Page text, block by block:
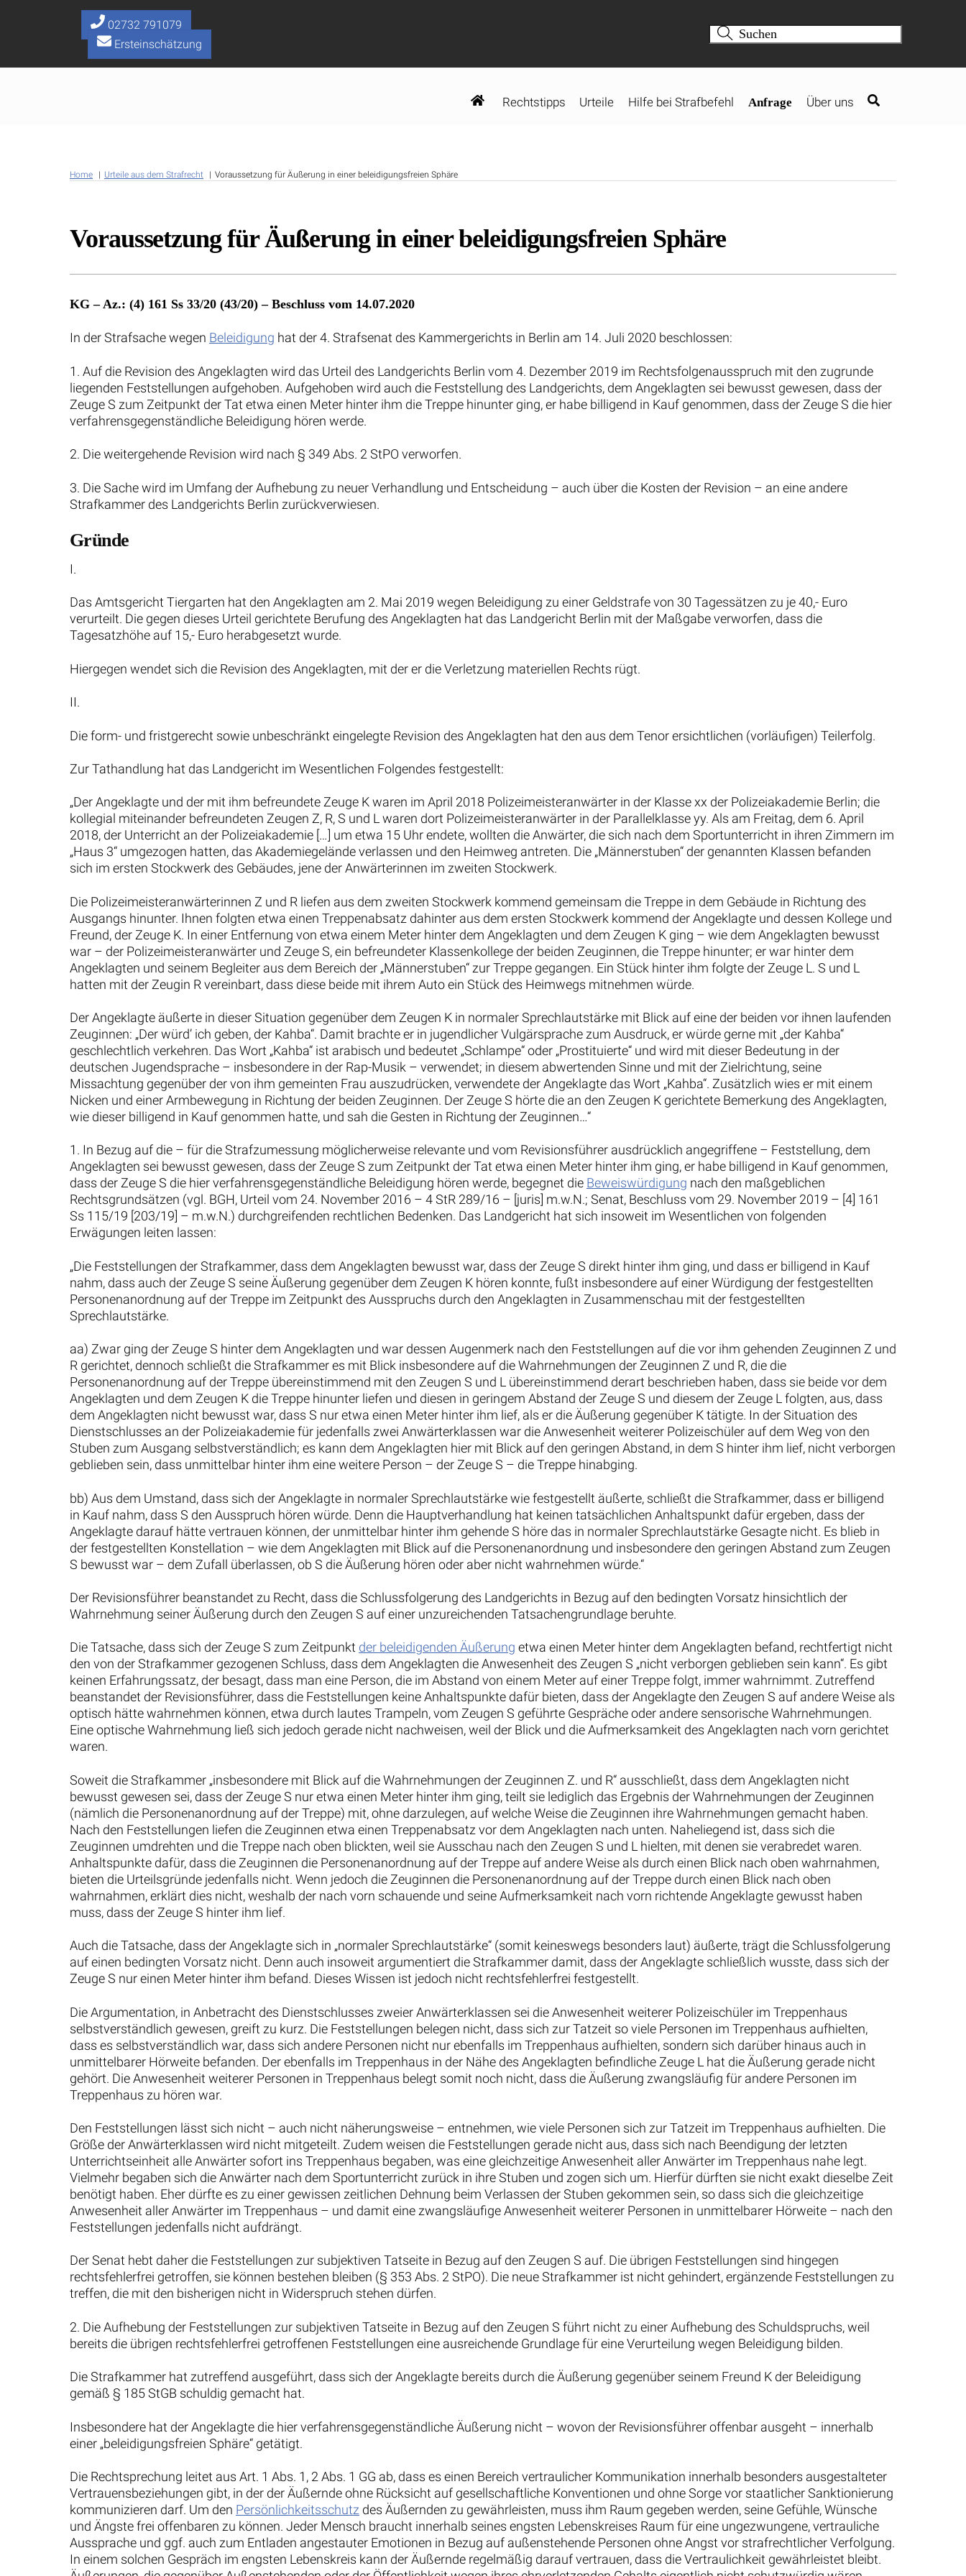
02732 791079
Ersteinschätzung
Rechtstipps Urteile Hilfe bei Strafbefehl Anfrage Über uns
Home Urteile aus dem Strafrecht Voraussetzung für Äußerung in einer beleidigungsfreien Sphäre
Voraussetzung für Äußerung in einer beleidigungsfreien Sphäre
KG – Az.: (4) 161 Ss 33/20 (43/20) – Beschluss vom 14.07.2020
In der Strafsache wegen Beleidigung hat der 4. Strafsenat des Kammergerichts in Berlin am 14. Juli 2020 beschlossen:
1. Auf die Revision des Angeklagten wird das Urteil des Landgerichts Berlin vom 4. Dezember 2019 im Rechtsfolgenausspruch mit den zugrunde
liegenden Feststellungen aufgehoben. Aufgehoben wird auch die Feststellung des Landgerichts, dem Angeklagten sei bewusst gewesen, dass der
Zeuge S zum Zeitpunkt der Tat etwa einen Meter hinter ihm die Treppe hinunter ging, er habe billigend in Kauf genommen, dass der Zeuge S die hier
verfahrensgegenständliche Beleidigung hören werde.
2. Die weitergehende Revision wird nach § 349 Abs. 2 StPO verworfen.
3. Die Sache wird im Umfang der Aufhebung zu neuer Verhandlung und Entscheidung – auch über die Kosten der Revision – an eine andere
Strafkammer des Landgerichts Berlin zurückverwiesen.
Gründe
I.
Das Amtsgericht Tiergarten hat den Angeklagten am 2. Mai 2019 wegen Beleidigung zu einer Geldstrafe von 30 Tagessätzen zu je 40,- Euro
verurteilt. Die gegen dieses Urteil gerichtete Berufung des Angeklagten hat das Landgericht Berlin mit der Maßgabe verworfen, dass die
Tagesatzhöhe auf 15,- Euro herabgesetzt wurde.
Hiergegen wendet sich die Revision des Angeklagten, mit der er die Verletzung materiellen Rechts rügt.
II.
Die form- und fristgerecht sowie unbeschränkt eingelegte Revision des Angeklagten hat den aus dem Tenor ersichtlichen (vorläufigen) Teilerfolg.
Zur Tathandlung hat das Landgericht im Wesentlichen Folgendes festgestellt:
„Der Angeklagte und der mit ihm befreundete Zeuge K waren im April 2018 Polizeimeisteranwärter in der Klasse xx der Polizeiakademie Berlin; die
kollegial miteinander befreundeten Zeugen Z, R, S und L waren dort Polizeimeisteranwärter in der Parallelklasse yy. Als am Freitag, dem 6. April
2018, der Unterricht an der Polizeiakademie […] um etwa 15 Uhr endete, wollten die Anwärter, die sich nach dem Sportunterricht in ihren Zimmern im
„Haus 3“ umgezogen hatten, das Akademiegelände verlassen und den Heimweg antreten. Die „Männerstuben“ der genannten Klassen befanden
sich im ersten Stockwerk des Gebäudes, jene der Anwärterinnen im zweiten Stockwerk.
Die Polizeimeisteranwärterinnen Z und R liefen aus dem zweiten Stockwerk kommend gemeinsam die Treppe in dem Gebäude in Richtung des
Ausgangs hinunter. Ihnen folgten etwa einen Treppenabsatz dahinter aus dem ersten Stockwerk kommend der Angeklagte und dessen Kollege und
Freund, der Zeuge K. In einer Entfernung von etwa einem Meter hinter dem Angeklagten und dem Zeugen K ging – wie dem Angeklagten bewusst
war – der Polizeimeisteranwärter und Zeuge S, ein befreundeter Klassenkollege der beiden Zeuginnen, die Treppe hinunter; er war hinter dem
Angeklagten und seinem Begleiter aus dem Bereich der „Männerstuben“ zur Treppe gegangen. Ein Stück hinter ihm folgte der Zeuge L. S und L
hatten mit der Zeugin R vereinbart, dass diese beide mit ihrem Auto ein Stück des Heimwegs mitnehmen würde.
Der Angeklagte äußerte in dieser Situation gegenüber dem Zeugen K in normaler Sprechlautstärke mit Blick auf eine der beiden vor ihnen laufenden
Zeuginnen: „Der würd’ ich geben, der Kahba“. Damit brachte er in jugendlicher Vulgärsprache zum Ausdruck, er würde gerne mit „der Kahba“
geschlechtlich verkehren. Das Wort „Kahba“ ist arabisch und bedeutet „Schlampe“ oder „Prostituierte“ und wird mit dieser Bedeutung in der
deutschen Jugendsprache – insbesondere in der Rap-Musik – verwendet; in diesem abwertenden Sinne und mit der Zielrichtung, seine
Missachtung gegenüber der von ihm gemeinten Frau auszudrücken, verwendete der Angeklagte das Wort „Kahba“. Zusätzlich wies er mit einem
Nicken und einer Armbewegung in Richtung der beiden Zeuginnen. Der Zeuge S hörte die an den Zeugen K gerichtete Bemerkung des Angeklagten,
wie dieser billigend in Kauf genommen hatte, und sah die Gesten in Richtung der Zeuginnen…“
1. In Bezug auf die – für die Strafzumessung möglicherweise relevante und vom Revisionsführer ausdrücklich angegriffene – Feststellung, dem
Angeklagten sei bewusst gewesen, dass der Zeuge S zum Zeitpunkt der Tat etwa einen Meter hinter ihm ging, er habe billigend in Kauf genommen,
dass der Zeuge S die hier verfahrensgegenständliche Beleidigung hören werde, begegnet die Beweiswürdigung nach den maßgeblichen
Rechtsgrundsätzen (vgl. BGH, Urteil vom 24. November 2016 – 4 StR 289/16 – [juris] m.w.N.; Senat, Beschluss vom 29. November 2019 – [4] 161
Ss 115/19 [203/19] – m.w.N.) durchgreifenden rechtlichen Bedenken. Das Landgericht hat sich insoweit im Wesentlichen von folgenden
Erwägungen leiten lassen:
„Die Feststellungen der Strafkammer, dass dem Angeklagten bewusst war, dass der Zeuge S direkt hinter ihm ging, und dass er billigend in Kauf
nahm, dass auch der Zeuge S seine Äußerung gegenüber dem Zeugen K hören konnte, fußt insbesondere auf einer Würdigung der festgestellten
Personenanordnung auf der Treppe im Zeitpunkt des Ausspruchs durch den Angeklagten in Zusammenschau mit der festgestellten
Sprechlautstärke.
aa) Zwar ging der Zeuge S hinter dem Angeklagten und war dessen Augenmerk nach den Feststellungen auf die vor ihm gehenden Zeuginnen Z und
R gerichtet, dennoch schließt die Strafkammer es mit Blick insbesondere auf die Wahrnehmungen der Zeuginnen Z und R, die die
Personenanordnung auf der Treppe übereinstimmend mit den Zeugen S und L übereinstimmend derart beschrieben haben, dass sie beide vor dem
Angeklagten und dem Zeugen K die Treppe hinunter liefen und diesen in geringem Abstand der Zeuge S und diesem der Zeuge L folgten, aus, dass
dem Angeklagten nicht bewusst war, dass S nur etwa einen Meter hinter ihm lief, als er die Äußerung gegenüber K tätigte. In der Situation des
Dienstschlusses an der Polizeiakademie für jedenfalls zwei Anwärterklassen war die Anwesenheit weiterer Polizeischüler auf dem Weg von den
Stuben zum Ausgang selbstverständlich; es kann dem Angeklagten hier mit Blick auf den geringen Abstand, in dem S hinter ihm lief, nicht verborgen
geblieben sein, dass unmittelbar hinter ihm eine weitere Person – der Zeuge S – die Treppe hinabging.
bb) Aus dem Umstand, dass sich der Angeklagte in normaler Sprechlautstärke wie festgestellt äußerte, schließt die Strafkammer, dass er billigend
in Kauf nahm, dass S den Ausspruch hören würde. Denn die Hauptverhandlung hat keinen tatsächlichen Anhaltspunkt dafür ergeben, dass der
Angeklagte darauf hätte vertrauen können, der unmittelbar hinter ihm gehende S höre das in normaler Sprechlautstärke Gesagte nicht. Es blieb in
der festgestellten Konstellation – wie dem Angeklagten mit Blick auf die Personenanordnung und insbesondere den geringen Abstand zum Zeugen
S bewusst war – dem Zufall überlassen, ob S die Äußerung hören oder aber nicht wahrnehmen würde.“
Der Revisionsführer beanstandet zu Recht, dass die Schlussfolgerung des Landgerichts in Bezug auf den bedingten Vorsatz hinsichtlich der
Wahrnehmung seiner Äußerung durch den Zeugen S auf einer unzureichenden Tatsachengrundlage beruhte.
Die Tatsache, dass sich der Zeuge S zum Zeitpunkt der beleidigenden Äußerung etwa einen Meter hinter dem Angeklagten befand, rechtfertigt nicht
den von der Strafkammer gezogenen Schluss, dass dem Angeklagten die Anwesenheit des Zeugen S „nicht verborgen geblieben sein kann“. Es gibt
keinen Erfahrungssatz, der besagt, dass man eine Person, die im Abstand von einem Meter auf einer Treppe folgt, immer wahrnimmt. Zutreffend
beanstandet der Revisionsführer, dass die Feststellungen keine Anhaltspunkte dafür bieten, dass der Angeklagte den Zeugen S auf andere Weise als
optisch hätte wahrnehmen können, etwa durch lautes Trampeln, vom Zeugen S geführte Gespräche oder andere sensorische Wahrnehmungen.
Eine optische Wahrnehmung ließ sich jedoch gerade nicht nachweisen, weil der Blick und die Aufmerksamkeit des Angeklagten nach vorn gerichtet
waren.
Soweit die Strafkammer „insbesondere mit Blick auf die Wahrnehmungen der Zeuginnen Z. und R“ ausschließt, dass dem Angeklagten nicht
bewusst gewesen sei, dass der Zeuge S nur etwa einen Meter hinter ihm ging, teilt sie lediglich das Ergebnis der Wahrnehmungen der Zeuginnen
(nämlich die Personenanordnung auf der Treppe) mit, ohne darzulegen, auf welche Weise die Zeuginnen ihre Wahrnehmungen gemacht haben.
Nach den Feststellungen liefen die Zeuginnen etwa einen Treppenabsatz vor dem Angeklagten nach unten. Naheliegend ist, dass sich die
Zeuginnen umdrehten und die Treppe nach oben blickten, weil sie Ausschau nach den Zeugen S und L hielten, mit denen sie verabredet waren.
Anhaltspunkte dafür, dass die Zeuginnen die Personenanordnung auf der Treppe auf andere Weise als durch einen Blick nach oben wahrnahmen,
bieten die Urteilsgründe jedenfalls nicht. Wenn jedoch die Zeuginnen die Personenanordnung auf der Treppe durch einen Blick nach oben
wahrnahmen, erklärt dies nicht, weshalb der nach vorn schauende und seine Aufmerksamkeit nach vorn richtende Angeklagte gewusst haben
muss, dass der Zeuge S hinter ihm lief.
Auch die Tatsache, dass der Angeklagte sich in „normaler Sprechlautstärke“ (somit keineswegs besonders laut) äußerte, trägt die Schlussfolgerung
auf einen bedingten Vorsatz nicht. Denn auch insoweit argumentiert die Strafkammer damit, dass der Angeklagte schließlich wusste, dass sich der
Zeuge S nur einen Meter hinter ihm befand. Dieses Wissen ist jedoch nicht rechtsfehlerfrei festgestellt.
Die Argumentation, in Anbetracht des Dienstschlusses zweier Anwärterklassen sei die Anwesenheit weiterer Polizeischüler im Treppenhaus
selbstverständlich gewesen, greift zu kurz. Die Feststellungen belegen nicht, dass sich zur Tatzeit so viele Personen im Treppenhaus aufhielten,
dass es selbstverständlich war, dass sich andere Personen nicht nur ebenfalls im Treppenhaus aufhielten, sondern sich darüber hinaus auch in
unmittelbarer Hörweite befanden. Der ebenfalls im Treppenhaus in der Nähe des Angeklagten befindliche Zeuge L hat die Äußerung gerade nicht
gehört. Die Anwesenheit weiterer Personen in Treppenhaus belegt somit noch nicht, dass die Äußerung zwangsläufig für andere Personen im
Treppenhaus zu hören war.
Den Feststellungen lässt sich nicht – auch nicht näherungsweise – entnehmen, wie viele Personen sich zur Tatzeit im Treppenhaus aufhielten. Die
Größe der Anwärterklassen wird nicht mitgeteilt. Zudem weisen die Feststellungen gerade nicht aus, dass sich nach Beendigung der letzten
Unterrichtseinheit alle Anwärter sofort ins Treppenhaus begaben, was eine gleichzeitige Anwesenheit aller Anwärter im Treppenhaus nahe legt.
Vielmehr begaben sich die Anwärter nach dem Sportunterricht zurück in ihre Stuben und zogen sich um. Hierfür dürften sie nicht exakt dieselbe Zeit
benötigt haben. Eher dürfte es zu einer gewissen zeitlichen Dehnung beim Verlassen der Stuben gekommen sein, so dass sich die gleichzeitige
Anwesenheit aller Anwärter im Treppenhaus – und damit eine zwangsläufige Anwesenheit weiterer Personen in unmittelbarer Hörweite – nach den
Feststellungen jedenfalls nicht aufdrängt.
Der Senat hebt daher die Feststellungen zur subjektiven Tatseite in Bezug auf den Zeugen S auf. Die übrigen Feststellungen sind hingegen
rechtsfehlerfrei getroffen, sie können bestehen bleiben (§ 353 Abs. 2 StPO). Die neue Strafkammer ist nicht gehindert, ergänzende Feststellungen zu
treffen, die mit den bisherigen nicht in Widerspruch stehen dürfen.
2. Die Aufhebung der Feststellungen zur subjektiven Tatseite in Bezug auf den Zeugen S führt nicht zu einer Aufhebung des Schuldspruchs, weil
bereits die übrigen rechtsfehlerfrei getroffenen Feststellungen eine ausreichende Grundlage für eine Verurteilung wegen Beleidigung bilden.
Die Strafkammer hat zutreffend ausgeführt, dass sich der Angeklagte bereits durch die Äußerung gegenüber seinem Freund K der Beleidigung
gemäß § 185 StGB schuldig gemacht hat.
Insbesondere hat der Angeklagte die hier verfahrensgegenständliche Äußerung nicht – wovon der Revisionsführer offenbar ausgeht – innerhalb
einer „beleidigungsfreien Sphäre“ getätigt.
Die Rechtsprechung leitet aus Art. 1 Abs. 1, 2 Abs. 1 GG ab, dass es einen Bereich vertraulicher Kommunikation innerhalb besonders ausgestalteter
Vertrauensbeziehungen gibt, in der der Äußernde ohne Rücksicht auf gesellschaftliche Konventionen und ohne Sorge vor staatlicher Sanktionierung
kommunizieren darf. Um den Persönlichkeitsschutz des Äußernden zu gewährleisten, muss ihm Raum gegeben werden, seine Gefühle, Wünsche
und Ängste frei offenbaren zu können. Jeder Mensch braucht innerhalb seines engsten Lebenskreises Raum für eine ungezwungene, vertrauliche
Aussprache und ggf. auch zum Entladen angestauter Emotionen in Bezug auf außenstehende Personen ohne Angst vor strafrechtlicher Verfolgung.
In einem solchen Gespräch im engsten Lebenskreis kann der Äußernde regelmäßig darauf vertrauen, dass die Vertraulichkeit gewährleistet bleibt.